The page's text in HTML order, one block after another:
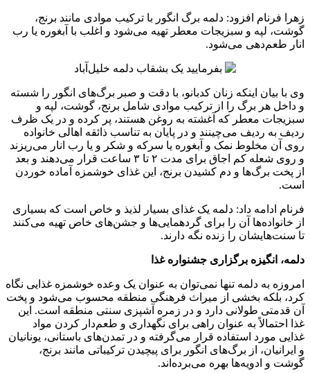
زهرا فرنام افزود: دلمه برگ انگور با ترکیب موادی مانند برنج،
گوشت، لپه و سبزیجات معطر تهیه می‌شود و اغلب با آبغوره یا رب
انار طعم‌دهی می‌شود.
وی با بیان اینکه زنان کدبانو، با دقت و صبر برگ‌های انگور را شسته
و داخل هر برگ را از ترکیب موادی شامل برنج، گوشت، لپه و
سبزیجات معطر که آغشته به روغن هستند، پر کرده و در یک ظرف
ردیف به ردیف می‌چینند و در پایان به تناسب ذائقه اهالی خانواده
روی آن مخلوط نمک و آبغوره یا سرکه و شکر و یا رب انار می‌ریزند
و روی شعله کم اجاق برای مدت ۲ تا ۳ ساعت قرار می‌دهند و بعد
از پخت برگ‌ها و دم کشیدن برنج، این غذای خوشمزه آماده خوردن
است.
فرنام ادامه داد: دلمه یک غذای بسیار لذیذ و خاص است که بسیاری
از خانواده‌ها آن را برای گردهمایی‌ها و جشن‌های خاص تهیه می‌کنند
تا سنت‌هایشان را زنده نگه دارند.
دلمه، انگیزه برگزاری جشنواره غذا
امروزه به دلمه تنها نمی‌توان به عنوان یک وعده خوشمزه غذایی نگاه
کرد، بلکه بخشی از میراث فرهنگی منطقه محسوب می‌شود و پخت
آن قدمتی طولانی دارد و در زمره آشپزی سنتی منطقه است. این
غذا احتمالاً به عنوان راهی برای نگهداری و طعم‌دار کردن مواد
غذایی مورد استفاده قرار می‌گرفته و در تمدن‌های باستانی، یونانیان
و ایرانیان، از برگ‌های انگور برای پیچیدن ترکیباتی مانند برنج،
گوشت و ادویه‌ها بهره می‌برده‌اند.